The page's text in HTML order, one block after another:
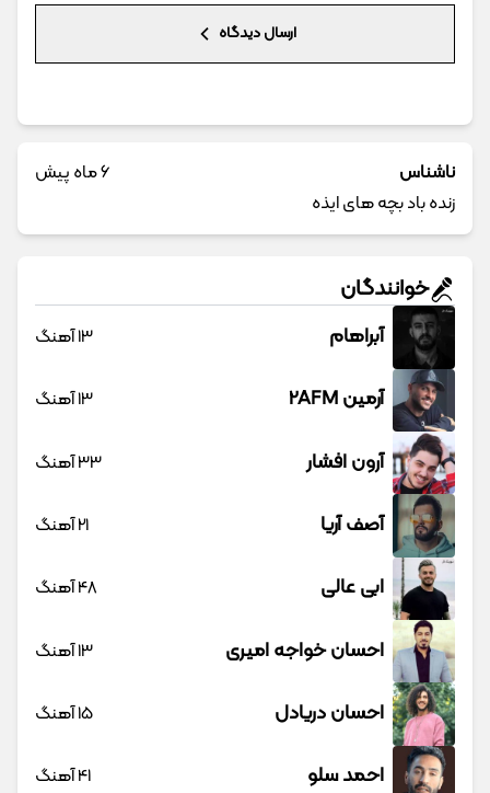
ارسال دیدگاه
ناشناس
6 ماه پیش
زنده باد بچه های ایذه
خوانندگان
آبراهام 13 آهنگ
آرمین 2AFM 13 آهنگ
آرون افشار 33 آهنگ
آصف آریا 21 آهنگ
ابی عالی 48 آهنگ
احسان خواجه امیری 13 آهنگ
احسان دریادل 15 آهنگ
احمد سلو 41 آهنگ